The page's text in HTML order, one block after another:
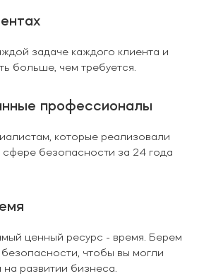
задаче каждого клиента и
больше, чем требуется.
профессионалы
которые реализовали
сфере безопасности за 24 года
ценный ресурс - время. Берем
чтобы вы могли
на развитии бизнеса.